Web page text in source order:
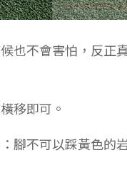
也不會害怕，反正
移即可。
腳不可以踩黃色的